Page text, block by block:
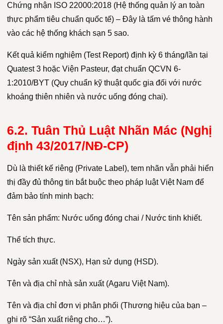
Chứng nhận ISO 22000:2018 (Hệ thống quản lý an toàn
thực phẩm tiêu chuẩn quốc tế) – Đây là tấm vé thông hành
vào các hệ thống khách sạn 5 sao.
Kết quả kiểm nghiệm (Test Report) định kỳ 6 tháng/lần tại
Quatest 3 hoặc Viện Pasteur, đạt chuẩn QCVN 6-
1:2010/BYT (Quy chuẩn kỹ thuật quốc gia đối với nước
khoáng thiên nhiên và nước uống đóng chai).
6.2. Tuân Thủ Luật Nhãn Mác (Nghị
định 43/2017/NĐ-CP)
Dù là thiết kế riêng (Private Label), tem nhãn vẫn phải hiển
thị đầy đủ thông tin bắt buộc theo pháp luật Việt Nam để
đảm bảo tính minh bạch:
Tên sản phẩm: Nước uống đóng chai / Nước tinh khiết.
Thể tích thực.
Ngày sản xuất (NSX), Hạn sử dụng (HSD).
Tên và địa chỉ nhà sản xuất (Agaru Việt Nam).
Tên và địa chỉ đơn vị phân phối (Thương hiệu của bạn –
ghi rõ “Sản xuất riêng cho…”).